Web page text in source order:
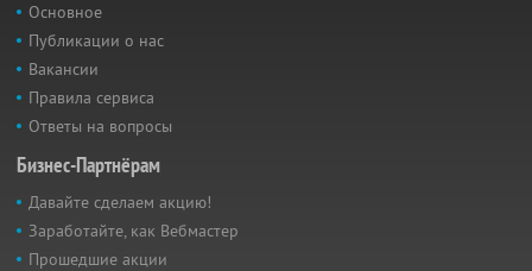
Основное
Публикации о нас
Вакансии
Правила сервиса
Ответы на вопросы
Бизнес-Партнёрам
Давайте сделаем акцию!
Заработайте, как Вебмастер
Прошедшие акции